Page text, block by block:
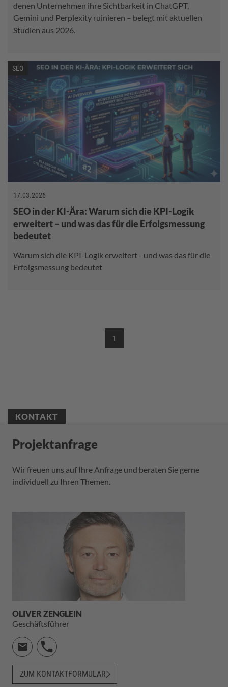
denen Unternehmen ihre Sichtbarkeit in ChatGPT,
Gemini und Perplexity ruinieren – belegt mit aktuellen
Studien aus 2026.
SEO
17.03.2026
SEO in der KI-Ära: Warum sich die KPI-Logik
erweitert – und was das für die Erfolgsmessung
bedeutet
Warum sich die KPI-Logik erweitert - und was das für die
Erfolgsmessung bedeutet
1(CURRENT)
KONTAKT
Projektanfrage
Wir freuen uns auf Ihre Anfrage und beraten Sie gerne
individuell zu Ihren Themen.
OLIVER ZENGLEIN
Geschäftsführer
ZUM KONTAKTFORMULAR